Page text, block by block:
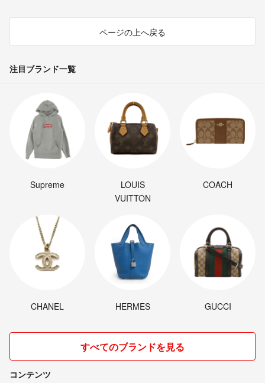
ページの上へ戻る
注目ブランド一覧
Supreme
LOUIS
VUITTON
COACH
CHANEL HERMES GUCCI
すべてのブランドを見る
コンテンツ